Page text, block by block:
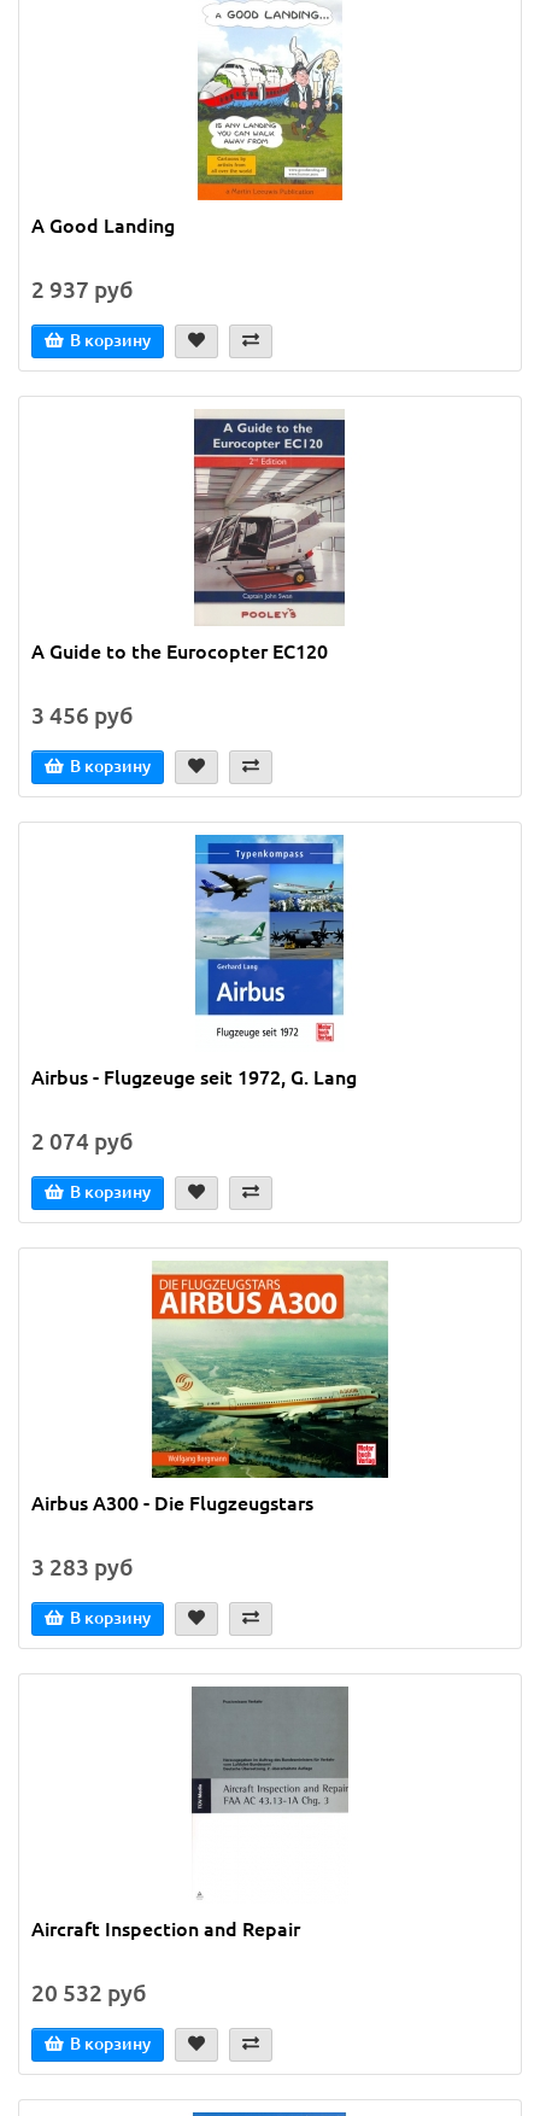
A Good Landing
2 937 руб
В корзину
A Guide to the Eurocopter EC120
3 456 руб
В корзину
Airbus - Flugzeuge seit 1972, G. Lang
2 074 руб
В корзину
Airbus A300 - Die Flugzeugstars
3 283 руб
В корзину
Aircraft Inspection and Repair
20 532 руб
В корзину